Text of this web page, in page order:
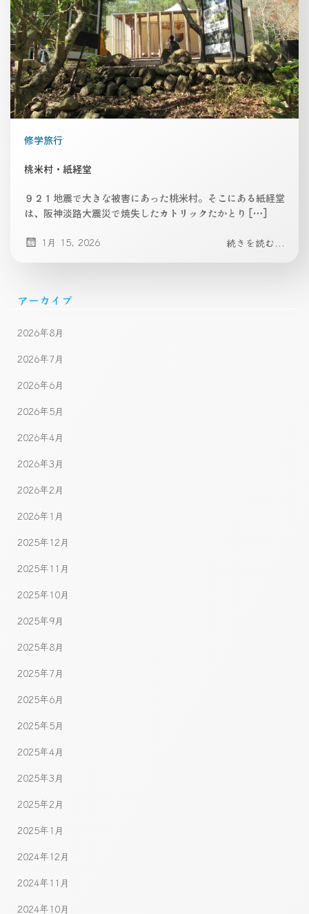
修学旅行
桃米村・紙経堂
９２１地震で大きな被害にあった桃米村。そこにある紙経堂
は、阪神淡路大震災で焼失したカトリックたかとり […]
1月 15, 2026 続きを読む...
アーカイブ
2026年8月
2026年7月
2026年6月
2026年5月
2026年4月
2026年3月
2026年2月
2026年1月
2025年12月
2025年11月
2025年10月
2025年9月
2025年8月
2025年7月
2025年6月
2025年5月
2025年4月
2025年3月
2025年2月
2025年1月
2024年12月
2024年11月
2024年10月